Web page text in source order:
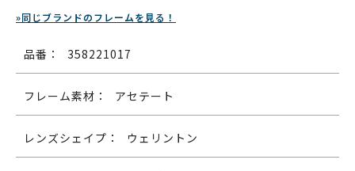
»同じブランドのフレームを見る！
品番： 358221017
フレーム素材： アセテート
レンズシェイプ： ウェリントン